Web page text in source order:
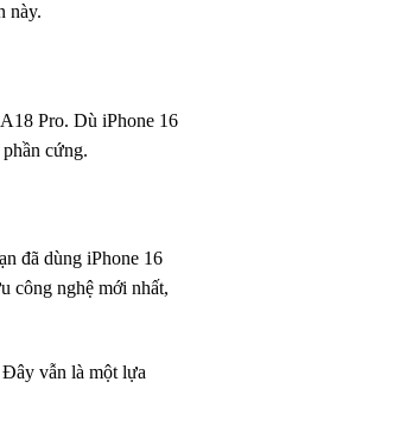
này.
Pro. Dù iPhone 16
cứng.
đã dùng iPhone 16
công nghệ mới nhất,
vẫn là một lựa